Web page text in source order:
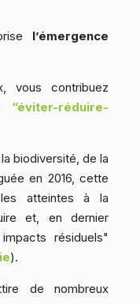
l’émergence
vous contribuez
réduire-
biodiversité, de la
en 2016, cette
atteintes à la
et, en dernier
résiduels"
).
de nombreux